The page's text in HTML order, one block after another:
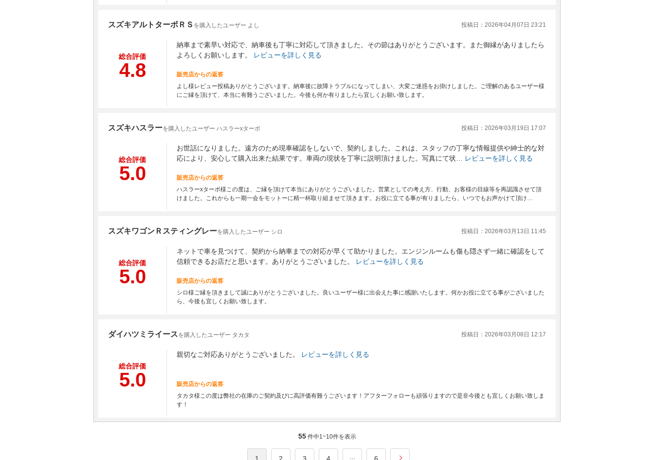
スズキアルトターボＲＳ を購入したユーザー よし 投稿日：2026年04月07日 23:21
総合評価
4.8
納車まで素早い対応で、納車後も丁寧に対応して頂きました。その節はありがとうございます。また御縁がありましたら
よろしくお願いします。
レビューを詳しく見る
販売店からの返答
よし様レビュー投稿ありがとうございます。納車後に故障トラブルになってしまい、大変ご迷惑をお掛けしました。ご理解のあるユーザー様
にご縁を頂けて、本当に有難うございました。今後も何か有りましたら宜しくお願い致します。
スズキハスラーを購入したユーザー ハスラーxターボ 投稿日：2026年03月19日 17:07
総合評価
5.0
お世話になりました。遠方のため現車確認をしないで、契約しました。これは、スタッフの丁寧な情報提供や紳士的な対
応により、安心して購入出来た結果です。車両の現状を丁寧に説明頂けました。写真にて状…
レビューを詳しく見る
販売店からの返答
ハスラーxターボ様この度は、ご縁を頂けて本当にありがとうございました。営業としての考え方、行動、お客様の目線等を再認識させて頂
けました。これからも一期一会をモットーに精一杯取り組ませて頂きます。お役に立てる事が有りましたら、いつでもお声かけて頂け…
スズキワゴンＲスティングレーを購入したユーザー シロ 投稿日：2026年03月13日 11:45
総合評価
5.0
ネットで車を見つけて、契約から納車までの対応が早くて助かりました。エンジンルームも傷も隠さず一緒に確認をして
信頼できるお店だと思います。ありがとうございました。
レビューを詳しく見る
販売店からの返答
シロ様ご縁を頂きまして誠にありがとうございました。良いユーザー様に出会えた事に感謝いたします。何かお役に立てる事がございました
ら、今後も宜しくお願い致します。
ダイハツミライースを購入したユーザー タカタ 投稿日：2026年03月08日 12:17
総合評価
5.0
親切なご対応ありがとうございました。 レビューを詳しく見る
販売店からの返答
タカタ様この度は弊社の在庫のご契約及びに高評価有難うございます！アフターフォローも頑張りますので是非今後とも宜しくお願い致しま
す！
55 件中1~10件を表示